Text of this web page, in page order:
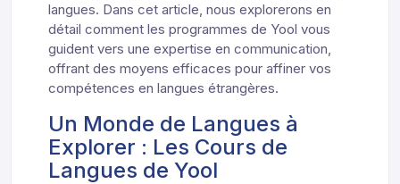
langues. Dans cet article, nous explorerons en
détail comment les programmes de Yool vous
guident vers une expertise en communication,
offrant des moyens efficaces pour affiner vos
compétences en langues étrangères.
Un Monde de Langues à
Explorer : Les Cours de
Langues de Yool